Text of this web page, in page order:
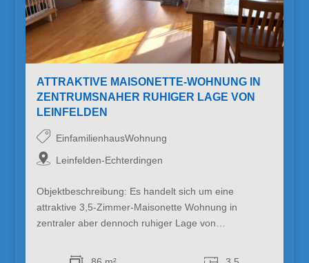
ATTRAKTIVE MAISONETTE-WOHNUNG IN
ZENTRUMSNAHER RUHIGER LAGE VON
LEINFELDEN
EinfamilienhausWohnung
Leinfelden-Echterdingen
Objektbeschreibung: Es handelt sich um eine
attraktive 3,5-Zimmer-Maisonette Wohnung in
zentraler aber dennoch ruhiger Lage von…